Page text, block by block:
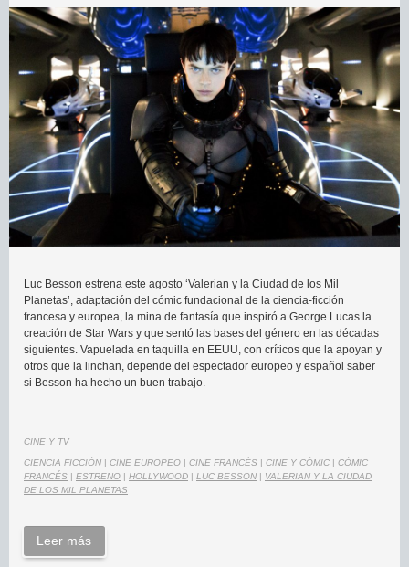
Luc Besson estrena este agosto ‘Valerian y la Ciudad de los Mil
Planetas’, adaptación del cómic fundacional de la ciencia-ficción
francesa y europea, la mina de fantasía que inspiró a George Lucas la
creación de Star Wars y que sentó las bases del género en las décadas
siguientes. Vapuelada en taquilla en EEUU, con críticos que la apoyan y
otros que la linchan, depende del espectador europeo y español saber
si Besson ha hecho un buen trabajo.
CINE Y TV
CIENCIA FICCIÓN | CINE EUROPEO | CINE FRANCÉS | CINE Y CÓMIC | CÓMIC
FRANCÉS | ESTRENO | HOLLYWOOD | LUC BESSON | VALERIAN Y LA CIUDAD
DE LOS MIL PLANETAS
Leer más